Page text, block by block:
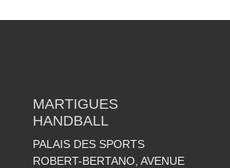
MARTIGUES
HANDBALL
PALAIS DES SPORTS
ROBERT-BERTANO, AVENUE